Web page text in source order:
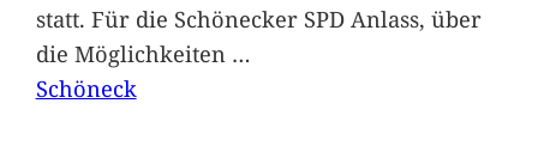
statt. Für die Schönecker SPD Anlass, über
die Möglichkeiten …
Schöneck